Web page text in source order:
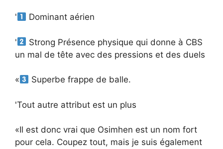
' Dominant aérien
'
Strong Présence physique qui donne à CBS
un mal de tête avec des pressions et des duels
« Superbe frappe de balle.
'Tout autre attribut est un plus
«Il est donc vrai que Osimhen est un nom fort
pour cela. Coupez tout, mais je suis également